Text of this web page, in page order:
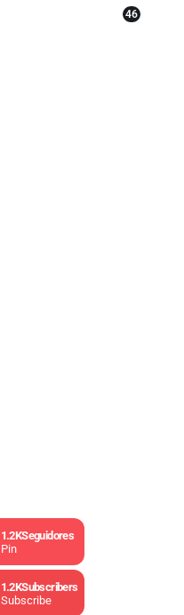
46
1.2KSeguidores
Pin
1.2KSubscribers
Subscribe